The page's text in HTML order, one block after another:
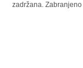
zadržana.